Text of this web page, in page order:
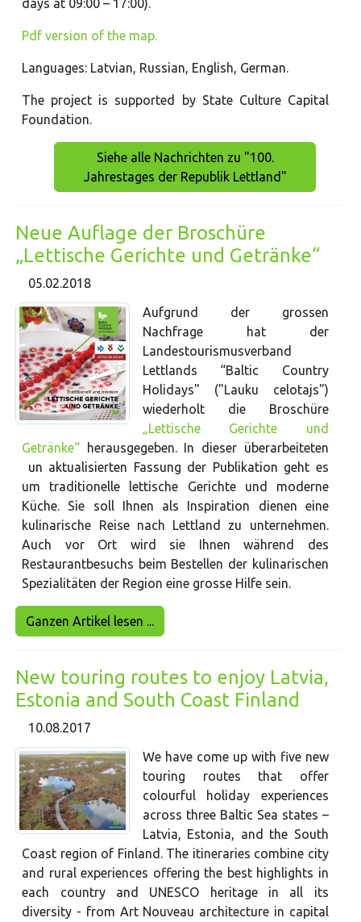
days at 09:00 – 17:00).
Pdf version of the map.
Languages: Latvian, Russian, English, German.
The project is supported by State Culture Capital
Foundation.
Siehe alle Nachrichten zu "100.
Jahrestages der Republik Lettland"
Neue Auflage der Broschüre
„Lettische Gerichte und Getränke“
05.02.2018
Aufgrund der grossen
Nachfrage hat der
Landestourismusverband
Lettlands “Baltic Country
Holidays" ("Lauku celotajs")
wiederholt die Broschüre
„Lettische Gerichte und
Getränke“ herausgegeben. In dieser überarbeiteten
un aktualisierten Fassung der Publikation geht es
um traditionelle lettische Gerichte und moderne
Küche. Sie soll Ihnen als Inspiration dienen eine
kulinarische Reise nach Lettland zu unternehmen.
Auch vor Ort wird sie Ihnen während des
Restaurantbesuchs beim Bestellen der kulinarischen
Spezialitäten der Region eine grosse Hilfe sein.
Ganzen Artikel lesen ...
New touring routes to enjoy Latvia,
Estonia and South Coast Finland
10.08.2017
We have come up with five new
touring routes that offer
colourful holiday experiences
across three Baltic Sea states –
Latvia, Estonia, and the South
Coast region of Finland. The itineraries combine city
and rural experiences offering the best highlights in
each country and UNESCO heritage in all its
diversity - from Art Nouveau architecture in capital